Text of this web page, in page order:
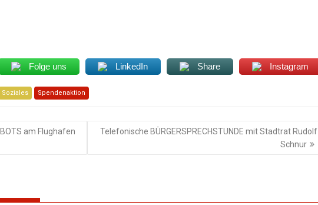
Folge uns LinkedIn Share Instagram
Soziales Spendenaktion
am Flughafen
Telefonische BÜRGERSPRECHSTUNDE mit Stadtrat Rudolf
Schnur